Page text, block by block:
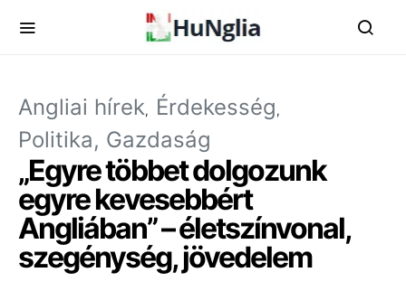
Angliai hírek Érdekesség
Politika, Gazdaság
„Egyre többet dolgozunk
egyre kevesebbért
Angliában” – életszínvonal,
szegénység, jövedelem